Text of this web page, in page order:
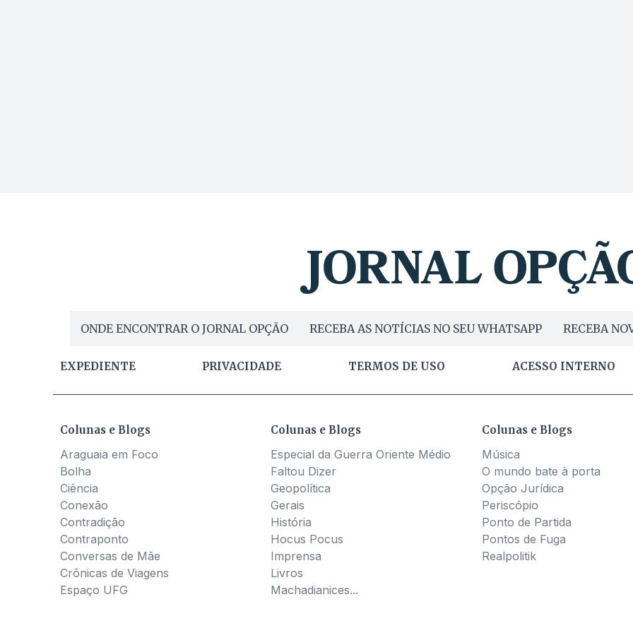
ONDE ENCONTRAR O JORNAL OPÇÃO RECEBA AS NOTÍCIAS NO SEU WHATSAPP RECEBA
EXPEDIENTE PRIVACIDADE TERMOS DE USO ACESSO INTERNO
Colunas e Blogs
Araguaia em Foco
Bolha
Ciência
Conexão
Contradição
Contraponto
Conversas de Mãe
Crônicas de Viagens
Espaço UFG
Colunas e Blogs
Especial da Guerra Oriente Médio
Faltou Dizer
Geopolítica
Gerais
História
Hocus Pocus
Imprensa
Livros
Machadianices...
Colunas e Blogs
Música
O mundo bate à porta
Opção Jurídica
Periscópio
Ponto de Partida
Pontos de Fuga
Realpolitik